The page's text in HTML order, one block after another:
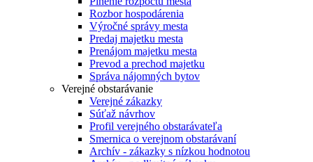
Rozbor hospodárenia
Výročné správy mesta
Predaj majetku mesta
Prenájom majetku mesta
Prevod a prechod majetku
Správa nájomných bytov
Verejné obstarávanie
Verejné zákazky
Súťaž návrhov
Profil verejného obstarávateľa
Smernica o verejnom obstarávaní
Archív - zákazky s nízkou hodnotou